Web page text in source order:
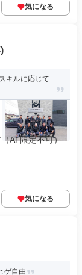
気になる
キルに応じて
AT限定不可）
気になる
ゲ自由